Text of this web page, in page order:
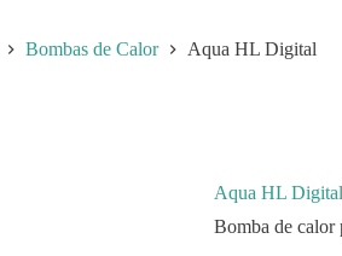
Bombas de Calor Aqua HL Digital
Aqua HL Digital
Bomba de calor